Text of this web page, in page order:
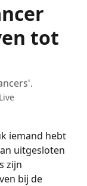
tot
iemand hebt
uitgesloten
zijn
bij de